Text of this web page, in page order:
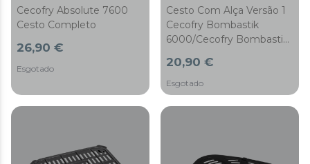
Cecofry Absolute 7600
Cesto Completo
26,90 €
Esgotado
Cesto Com Alça Versão 1
Cecofry Bombastik
6000/Cecofry Bombastik
Bombastik 6000 Full A
20,90 €
Esgotado